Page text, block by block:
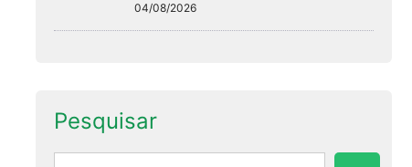
04/08/2026
Pesquisar